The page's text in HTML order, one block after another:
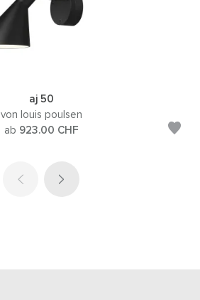
aj 50
von louis poulsen
ab 923.00 CHF